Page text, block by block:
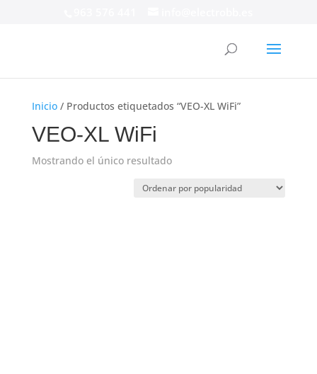
Inicio/ Productos etiquetados “VEO-XL WiFi”
VEO-XL WiFi
Mostrando el único resultado